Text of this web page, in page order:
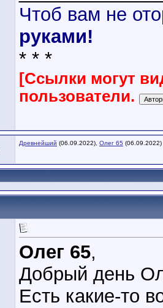
Чтоб вам не
руками!
* * *
[Ссылки могут
пользователи.
Древнейший (06.09.2022), Олег 65 (06.09.2022)
Олег 65,
Добрый день
Есть какие-то